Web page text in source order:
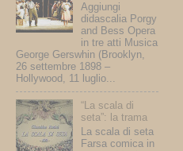
Aggiungi
didascalia Porgy
and Bess Opera
in tre atti Musica
George Gerswhin (Brooklyn,
26 settembre 1898 –
Hollywood, 11 luglio...
“La scala di
seta”: la trama
La scala di seta
Farsa comica in